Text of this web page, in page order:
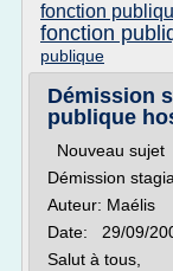
fonction
fonction
publique
Démission
publique
Nouveau
Démission
Auteur: Maélis
Date: 29/09/
Salut à tous,